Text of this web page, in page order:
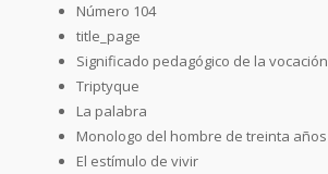
Número 104
title_page
Significado pedagógico de la vocación
Triptyque
La palabra
Monologo del hombre de treinta años
El estímulo de vivir